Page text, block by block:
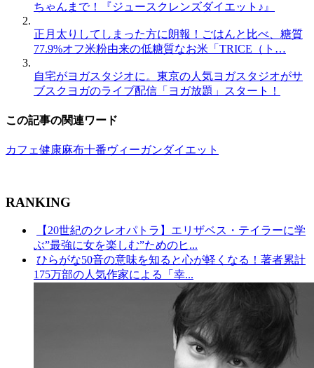
ちゃんまで！『ジュースクレンズダイエット♪』
正月太りしてしまった方に朗報！ごはんと比べ、糖質
77.9%オフ米粉由来の低糖質なお米「TRICE（ト…
自宅がヨガスタジオに。東京の人気ヨガスタジオがサ
ブスクヨガのライブ配信「ヨガ放題」スタート！
この記事の関連ワード
カフェ健康麻布十番ヴィーガンダイエット
RANKING
【20世紀のクレオパトラ】エリザベス・テイラーに学
ぶ”最強に女を楽しむ”ためのヒ...
ひらがな50音の意味を知ると心が軽くなる！著者累計
175万部の人気作家による「幸...